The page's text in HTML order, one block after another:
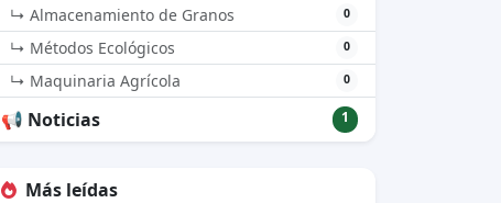
↳ Almacenamiento de Granos 0
↳ Métodos Ecológicos 0
↳ Maquinaria Agrícola 0
📢 Noticias 1
Más leídas